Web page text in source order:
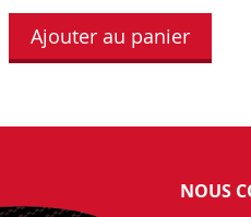
Ajouter au panier
NOUS